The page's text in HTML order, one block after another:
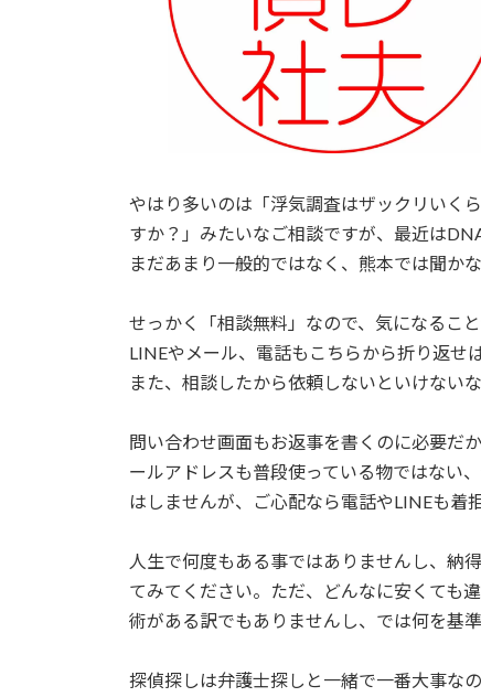
やはり多いのは「浮気調査はザックリいく
すか？」みたいなご相談ですが、最近は
まだあまり一般的ではなく、熊本では聞か
せっかく「相談無料」なので、気になるこ
LINEやメール、電話もこちらから折り返せ
また、相談したから依頼しないといけない
問い合わせ画面もお返事を書くのに必要だ
ールアドレスも普段使っている物ではない
はしませんが、ご心配なら電話やLINEも着
人生で何度もある事ではありませんし、納
てみてください。ただ、どんなに安くても
術がある訳でもありませんし、では何を基
探偵探しは弁護士探しと一緒で一番大事な